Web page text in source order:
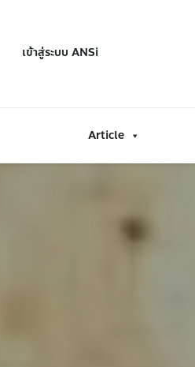
เข้าสู่ระบบ ANSi
Article